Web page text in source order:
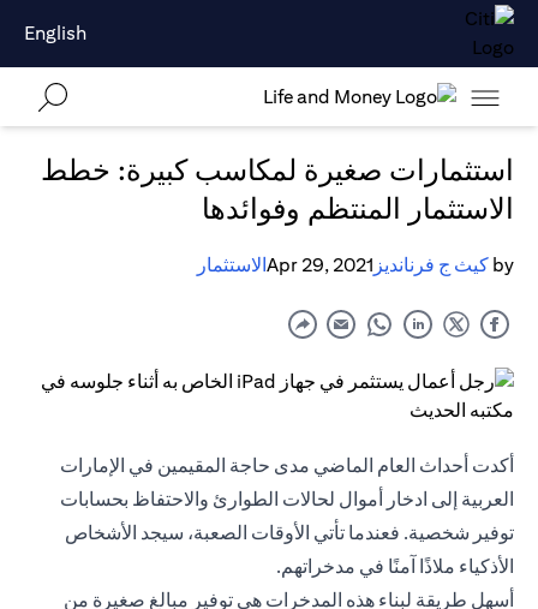
English
استثمارات صغيرة لمكاسب كبيرة: خطط
الاستثمار المنتظم وفوائدها
by كيث ج فرنانديز Apr 29, 2021الاستثمار
أكدت أحداث العام الماضي مدى حاجة المقيمين في الإمارات
العربية إلى ادخار أموال لحالات الطوارئ والاحتفاظ بحسابات
توفير شخصية. فعندما تأتي الأوقات الصعبة، سيجد الأشخاص
الأذكياء ملاذًا آمنًا في مدخراتهم.
أسهل طريقة لبناء هذه المدخرات هي توفير مبالغ صغيرة من